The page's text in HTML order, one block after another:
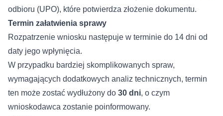
odbioru (UPO), które potwierdza złożenie dokumentu.
Termin załatwienia sprawy
Rozpatrzenie wniosku następuje w terminie do 14 dni od
daty jego wpłynięcia.
W przypadku bardziej skomplikowanych spraw,
wymagających dodatkowych analiz technicznych, termin
ten może zostać wydłużony do 30 dni, o czym
wnioskodawca zostanie poinformowany.